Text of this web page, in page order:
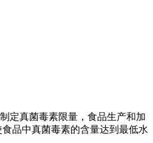
定真菌毒素限量，食品生产和加
品中真菌毒素的含量达到最低水